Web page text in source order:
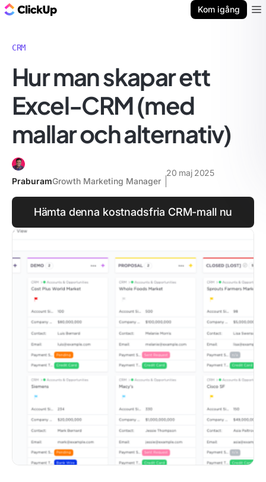
Kom igång
CRM
Hur man skapar ett
Excel-CRM (med
mallar och alternativ)
PraburamGrowth Marketing Manager
20 maj 2025
Hämta denna kostnadsfria CRM-mall nu